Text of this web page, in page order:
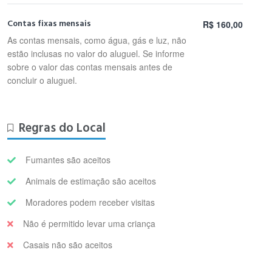
Contas fixas mensais
As contas mensais, como água, gás e luz, não
estão inclusas no valor do aluguel. Se informe
sobre o valor das contas mensais antes de
concluir o aluguel.
R$ 160,00
Regras do Local
Fumantes são aceitos
Animais de estimação são aceitos
Moradores podem receber visitas
Não é permitido levar uma criança
Casais não são aceitos